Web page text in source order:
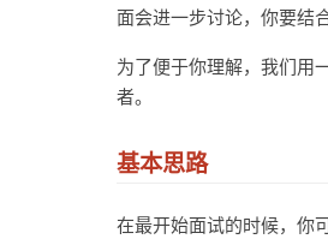
面会进一步讨论，你要结
为了便于你理解，我们用
者。
基本思路
在最开始面试的时候，你